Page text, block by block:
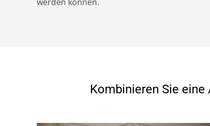
Kombinieren Sie